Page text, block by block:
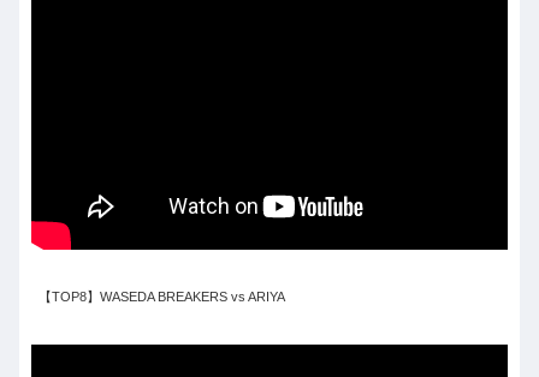
【TOP8】WASEDA BREAKERS vs ARIYA